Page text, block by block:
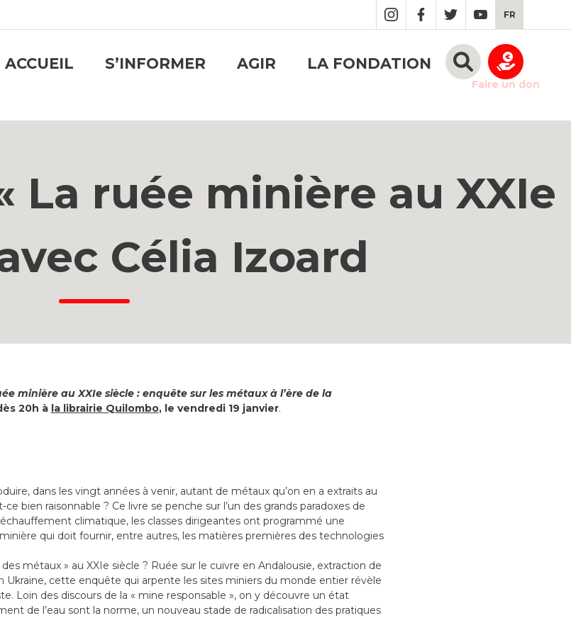
FR
ACCUEIL S’INFORMER AGIR LA FONDATION
Faire un don
La ruée minière au XXIe
Célia Izoard
minière au XXIe siècle : enquête sur les métaux à l’ère de la
20h à la librairie Quilombo, le vendredi 19 janvier.
dans les vingt années à venir, autant de métaux qu’on en a extraits au
bien raisonnable ? Ce livre se penche sur l’un des grands paradoxes de
climatique, les classes dirigeantes ont programmé une
qui doit fournir, entre autres, les matières premières des technologies
métaux » au XXIe siècle ? Ruée sur le cuivre en Andalousie, extraction de
Ukraine, cette enquête qui arpente les sites miniers du monde entier révèle
Loin des discours de la « mine responsable », on y découvre un état
de l’eau sont la norme, un nouveau stade de radicalisation des pratiques